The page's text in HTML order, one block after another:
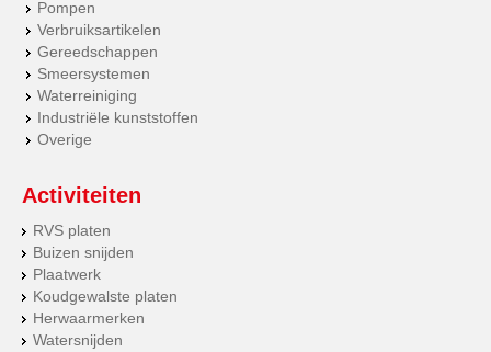
Pompen
Verbruiksartikelen
Gereedschappen
Smeersystemen
Waterreiniging
Industriële kunststoffen
Overige
Activiteiten
RVS platen
Buizen snijden
Plaatwerk
Koudgewalste platen
Herwaarmerken
Watersnijden